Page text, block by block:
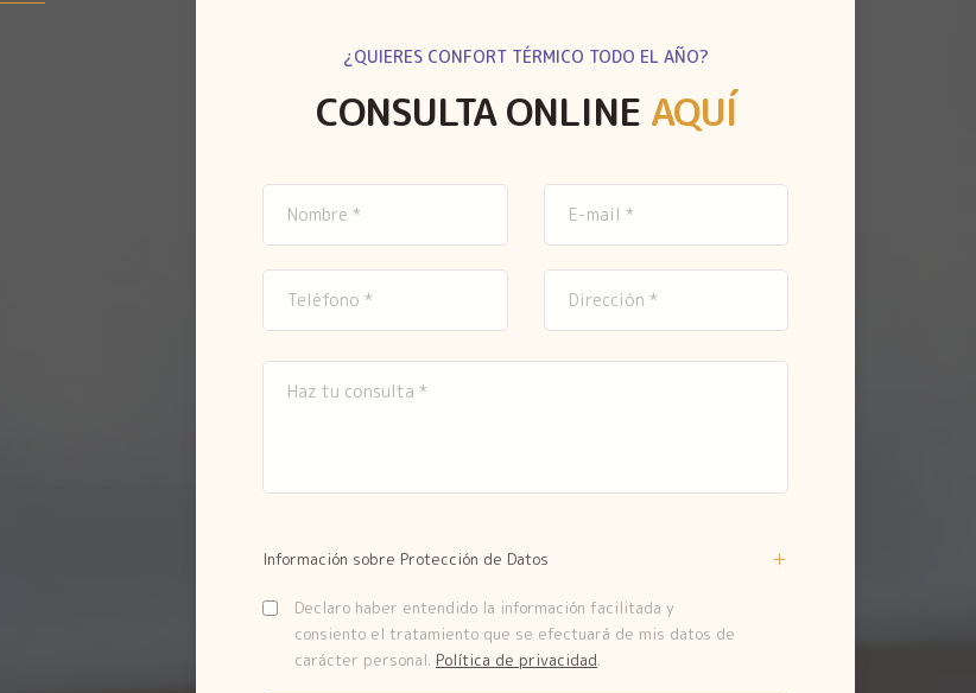
¿QUIERES CONFORT TÉRMICO TODO EL AÑO?
CONSULTA ONLINE AQUÍ
Información sobre Protección de Datos
Declaro haber entendido la información facilitada y
consiento el tratamiento que se efectuará de mis datos de
carácter personal. Política de privacidad.